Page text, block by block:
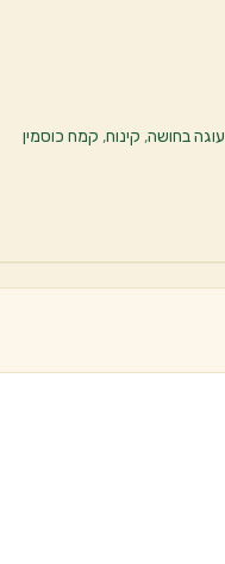
עוגה בחושה, קינוח, קמח כוסמין